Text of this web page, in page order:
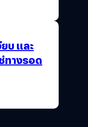
บ และ
ทางรอด